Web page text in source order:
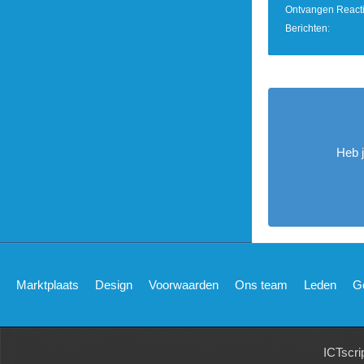
Ontvangen
Berichten
Heb
Marktplaats Design Voorwaarden Ons team Leden